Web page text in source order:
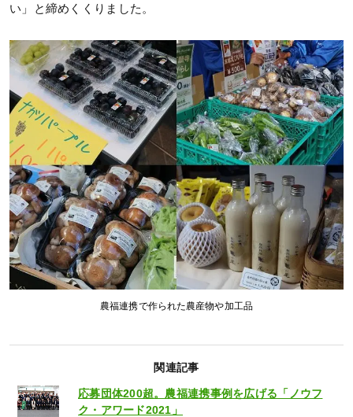
い」と締めくくりました。
農福連携で作られた農産物や加工品
関連記事
応募団体200超。農福連携事例を広げる「ノウフ
ク・アワード2021」